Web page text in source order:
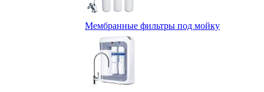
Мембранные фильтры под мойку